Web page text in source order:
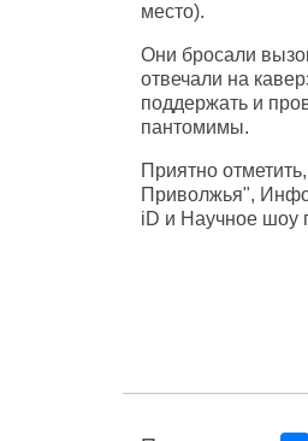
место).
Они бросали
отвечали на
поддержать и
пантомимы.
Приятно
Приволжья",
iD и Научное шоу